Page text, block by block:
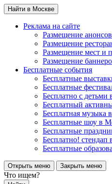
Найти в Москве
Реклама на сайте
Размещение
Размещение
Размещение мест и
Размещение
Бесплатные события
Бесплатные
Бесплатные
Бесплатно с детьми
Бесплатный
Бесплатная музыка
Бесплатные шоу в
Бесплатные
Бесплатно! стендап
Бесплатные
Открыть меню Закрыть меню
Что ищем?